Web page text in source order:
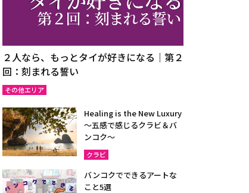
２人なら、もっとタイが好きになる｜第２
回：刻まれる誓い
その他エリア
Healing is the New Luxury
～五感で感じるクラビ＆バ
ンコク～
クラビ
バンコクでできるアートな
こと5選